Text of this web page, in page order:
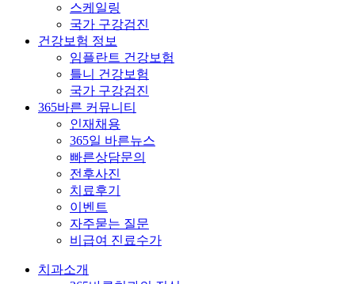
스케일링
국가 구강검진
건강보험 정보
임플란트 건강보험
틀니 건강보험
국가 구강검진
365바른 커뮤니티
인재채용
365일 바른뉴스
빠른상담문의
전후사진
치료후기
이벤트
자주묻는 질문
비급여 진료수가
치과소개